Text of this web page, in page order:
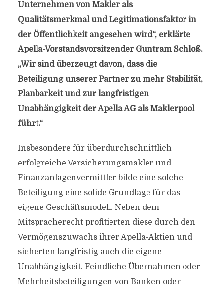
Unternehmen von Makler als
Qualitätsmerkmal und Legitimationsfaktor in
der Öffentlichkeit angesehen wird“, erklärte
Apella-Vorstandsvorsitzender Guntram Schloß.
„Wir sind überzeugt davon, dass die
Beteiligung unserer Partner zu mehr Stabilität,
Planbarkeit und zur langfristigen
Unabhängigkeit der Apella AG als Maklerpool
führt.“
Insbesondere für überdurchschnittlich
erfolgreiche Versicherungsmakler und
Finanzanlagenvermittler bilde eine solche
Beteiligung eine solide Grundlage für das
eigene Geschäftsmodell. Neben dem
Mitspracherecht profitierten diese durch den
Vermögenszuwachs ihrer Apella-Aktien und
sicherten langfristig auch die eigene
Unabhängigkeit. Feindliche Übernahmen oder
Mehrheitsbeteiligungen von Banken oder